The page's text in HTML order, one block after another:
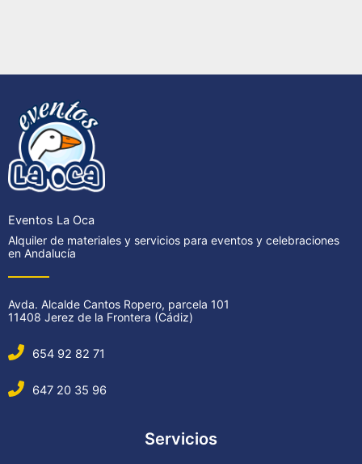
Eventos La Oca
Alquiler de materiales y servicios para eventos y celebraciones
en Andalucía
Avda. Alcalde Cantos Ropero, parcela 101
11408 Jerez de la Frontera (Cádiz)
654 92 82 71
647 20 35 96
Servicios